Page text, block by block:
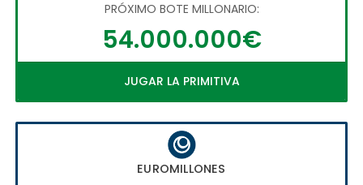
PRÓXIMO BOTE MILLONARIO:
54.000.000€
JUGAR LA PRIMITIVA
EUROMILLONES